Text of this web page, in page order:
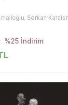
%25 İndirim